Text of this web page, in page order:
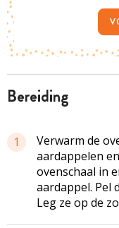
bereiding
1
Verwarm de
aardappelen
ovenschaal in
aardappel. Pel
Leg ze op de